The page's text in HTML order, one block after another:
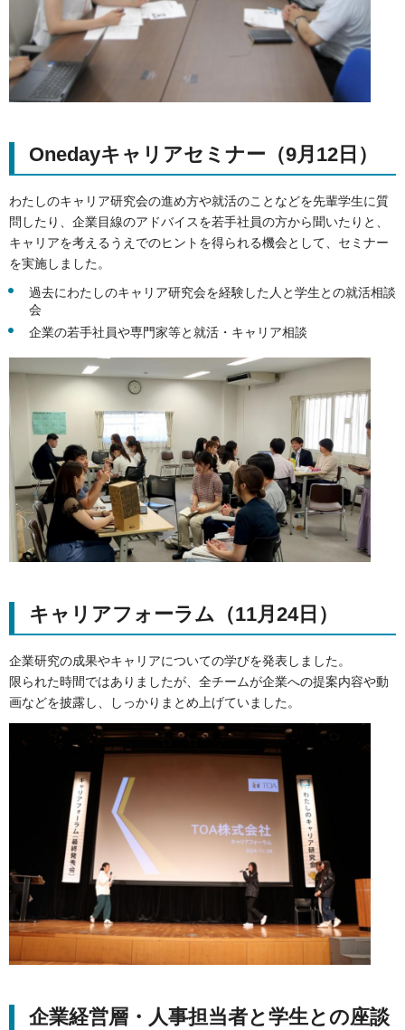
Onedayキャリアセミナー（9月12日）
わたしのキャリア研究会の進め方や就活のことなどを先輩学生に質
問したり、企業目線のアドバイスを若手社員の方から聞いたりと、
キャリアを考えるうえでのヒントを得られる機会として、セミナー
を実施しました。
過去にわたしのキャリア研究会を経験した人と学生との就活相談
会
企業の若手社員や専門家等と就活・キャリア相談
キャリアフォーラム（11月24日）
企業研究の成果やキャリアについての学びを発表しました。
限られた時間ではありましたが、全チームが企業への提案内容や動
画などを披露し、しっかりまとめ上げていました。
企業経営層・人事担当者と学生との座談